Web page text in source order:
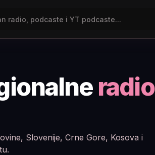
radio
Slovenije, Crne Gore, Kosova i